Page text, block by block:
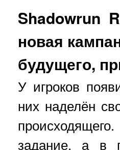
Shadowrun
новая
будущего,
У игроков
них наделён
задание, а в